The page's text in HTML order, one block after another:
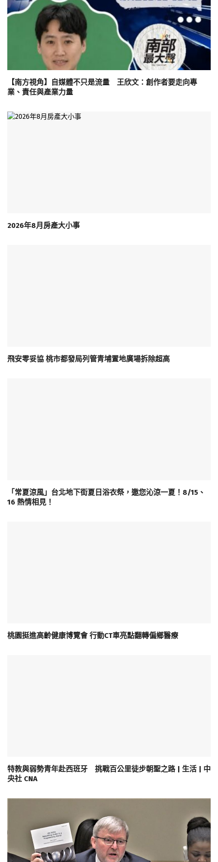
【南方視角】自媒體不只是流量 王欣文：創作者要走向專
業、責任與產業力量
2026年8月房產大小事
飛安零妥協 桃市都發局列管青埔置地廣場拆除超高
「常夏涼風」台北地下街夏日浴衣祭，邀您沁涼一夏！8/15、
16 熱情相見！
桃園挺進高齡健康博覽會 行動CT車亮點翻轉偏鄉醫療
特教與弱勢青年赴西班牙 挑戰百公里徒步朝聖之路 | 生活 | 中
央社 CNA